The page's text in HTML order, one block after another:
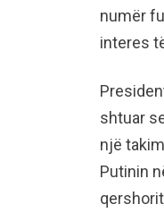
numër
interes
shtuar
një
Putinin